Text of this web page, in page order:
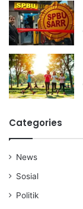
Categories
News
Sosial
Politik